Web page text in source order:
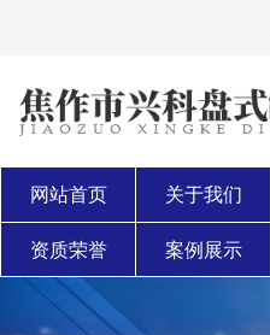
网站首页 关于我们
资质荣誉 案例展示